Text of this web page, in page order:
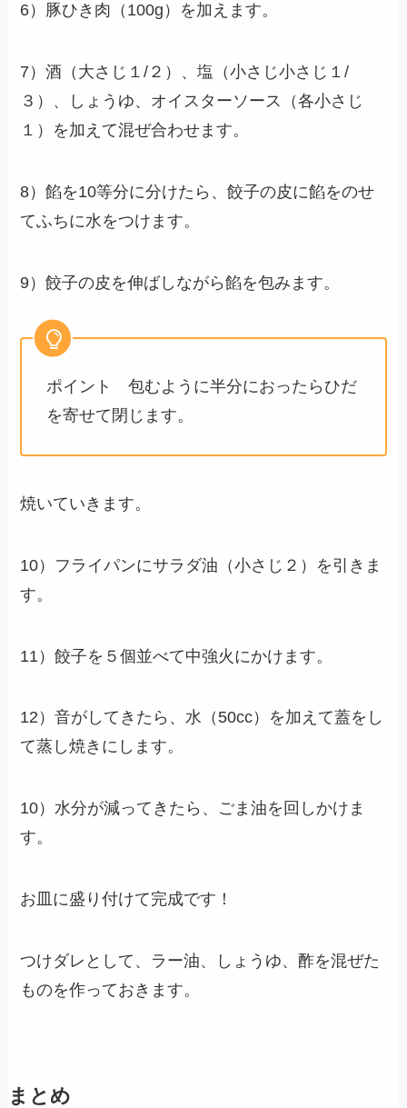
6）豚ひき肉（100g）を加えます。
7）酒（大さじ１/２）、塩（小さじ小さじ１/
３）、しょうゆ、オイスターソース（各小さじ
１）を加えて混ぜ合わせます。
8）餡を10等分に分けたら、餃子の皮に餡をのせ
てふちに水をつけます。
9）餃子の皮を伸ばしながら餡を包みます。
ポイント 包むように半分におったらひだ
を寄せて閉じます。
焼いていきます。
10）フライパンにサラダ油（小さじ２）を引きま
す。
11）餃子を５個並べて中強火にかけます。
12）音がしてきたら、水（50cc）を加えて蓋をし
て蒸し焼きにします。
10）水分が減ってきたら、ごま油を回しかけま
す。
お皿に盛り付けて完成です！
つけダレとして、ラー油、しょうゆ、酢を混ぜた
ものを作っておきます。
まとめ